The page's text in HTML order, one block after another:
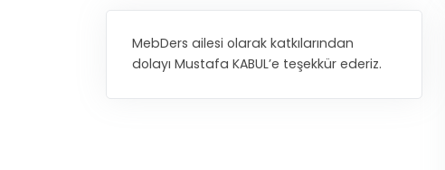
MebDers ailesi olarak katkılarından
dolayı Mustafa KABUL’e teşekkür ederiz.